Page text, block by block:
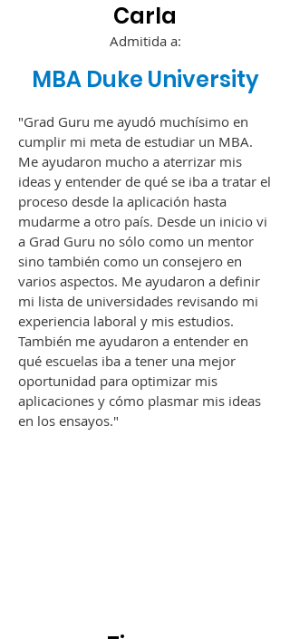
Carla
Admitida a:
MBA Duke University
"Grad Guru me ayudó muchísimo en
cumplir mi meta de estudiar un MBA.
Me ayudaron mucho a aterrizar mis
ideas y entender de qué se iba a tratar el
proceso desde la aplicación hasta
mudarme a otro país. Desde un inicio vi
a Grad Guru no sólo como un mentor
sino también como un consejero en
varios aspectos. Me ayudaron a definir
mi lista de universidades revisando mi
experiencia laboral y mis estudios.
También me ayudaron a entender en
qué escuelas iba a tener una mejor
oportunidad para optimizar mis
aplicaciones y cómo plasmar mis ideas
en los ensayos."